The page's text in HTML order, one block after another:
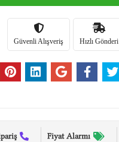
Hızlı Gönderi
Güvenli Alışveriş
Fiyat Alarmı